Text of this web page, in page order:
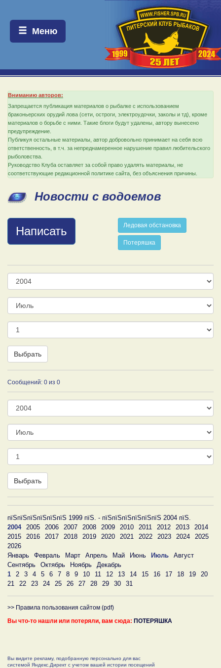
Меню:
Меню
Вниманию авторов:
Запрещается публикация материалов о рыбалке с использованием
браконьерских орудий лова (сети, остроги, электроудочки, заколы и тд), кроме
материалов о борьбе с ними. Такие блоги будут удалены, автору вынесено
предупреждение.
Публикуя остальные материалы, автор добровольно принимает на себя всю
ответственность, в т.ч. за непреднамеренное нарушение правил любительского
рыболовства.
Руководство Клуба оставляет за собой право удалять материалы, не
соответствующие редакционной политике сайта, без объяснения причины.
Новости с водоемов
Написать Ледовая обстановка
Потеряшка
Год
Месяц
День
Выбрать
Сообщений: 0 из 0
Год
Месяц
День
Выбрать
пїЅпїЅпїЅпїЅпїЅпїЅ 1999 пїЅ. - пїЅпїЅпїЅпїЅпїЅпїЅ 2004 пїЅ.
2004
2005 2006 2007 2008 2009 2010 2011 2012 2013
2014
2015
2016 2017 2018 2019 2020 2021 2022 2023 2024
2025
2026
Январь
Февраль Март Апрель Май Июнь Июль
Август
Сентябрь
Октябрь Ноябрь
Декабрь
1
2 3 4 5 6 7 8 9 10 11 12 13 14 15 16 17 18 19
20
21
22 23 24 25 26 27 28 29 30 31
>> Правила пользования сайтом (pdf)
Вы что-то нашли или потеряли, вам сюда: ПОТЕРЯШКА
Вы видите рекламу, подобранную персонально для вас
системой Яндекс.Директ с учетом вашей истории посещений